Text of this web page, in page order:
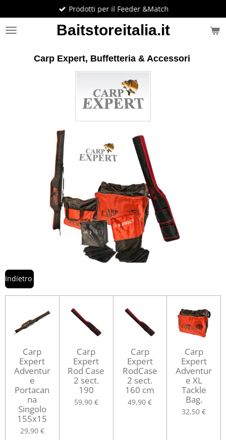
al
contenuto
Baitstoreitalia.it
Prodotti per il Feeder &Match
Carp Expert, Buffetteria & Accessori
Indietro
Carp
Expert
Adventur
e
Portacan
na
Singolo
155x15
29,90 €
Carp
Expert
Rod Case
2 sect.
190
59,90 €
Carp
Expert
RodCase
2 sect.
160 cm
49,90 €
Carp
Expert
Adventur
e XL
Tackle
Bag.
32,50 €